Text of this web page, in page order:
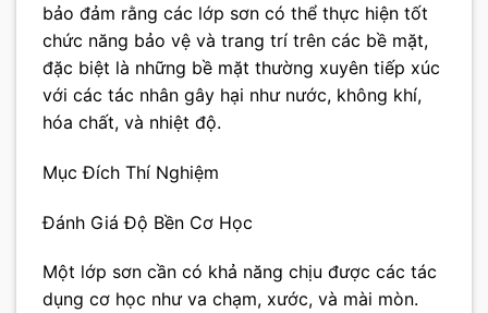
bảo đảm rằng các lớp sơn có thể thực hiện tốt
chức năng bảo vệ và trang trí trên các bề mặt,
đặc biệt là những bề mặt thường xuyên tiếp xúc
với các tác nhân gây hại như nước, không khí,
hóa chất, và nhiệt độ.
Mục Đích Thí Nghiệm
Đánh Giá Độ Bền Cơ Học
Một lớp sơn cần có khả năng chịu được các tác
dụng cơ học như va chạm, xước, và mài mòn.